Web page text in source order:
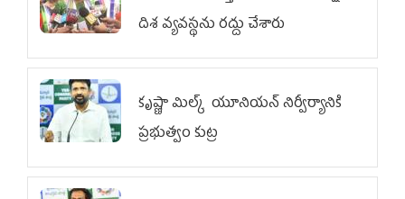
దిశ వ్య‌వ‌స్థ‌ను రద్దు చేశారు
కృష్ణా మిల్క్‌ యూనియన్‌ నిర్వీర్యానికి
ప్రభుత్వం కుట్ర